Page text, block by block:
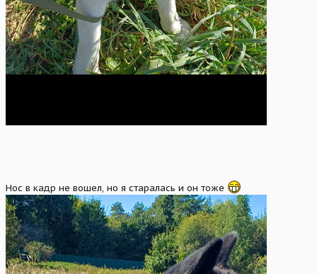
Нос в кадр не вошел, но я старалась и он тоже